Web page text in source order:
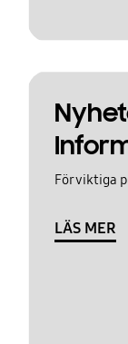
För viktiga
LÄS MER